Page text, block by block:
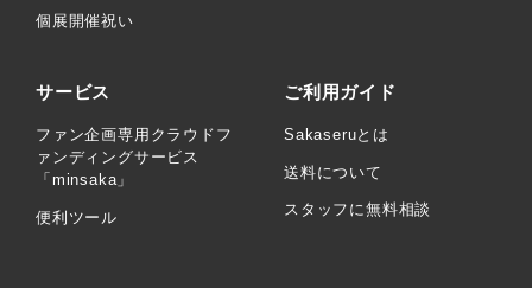
個展開催祝い
サービス
ファン企画専用クラウドフ
ァンディングサービス
「minsaka」
便利ツール
ご利用ガイド
Sakaseruとは
送料について
スタッフに無料相談